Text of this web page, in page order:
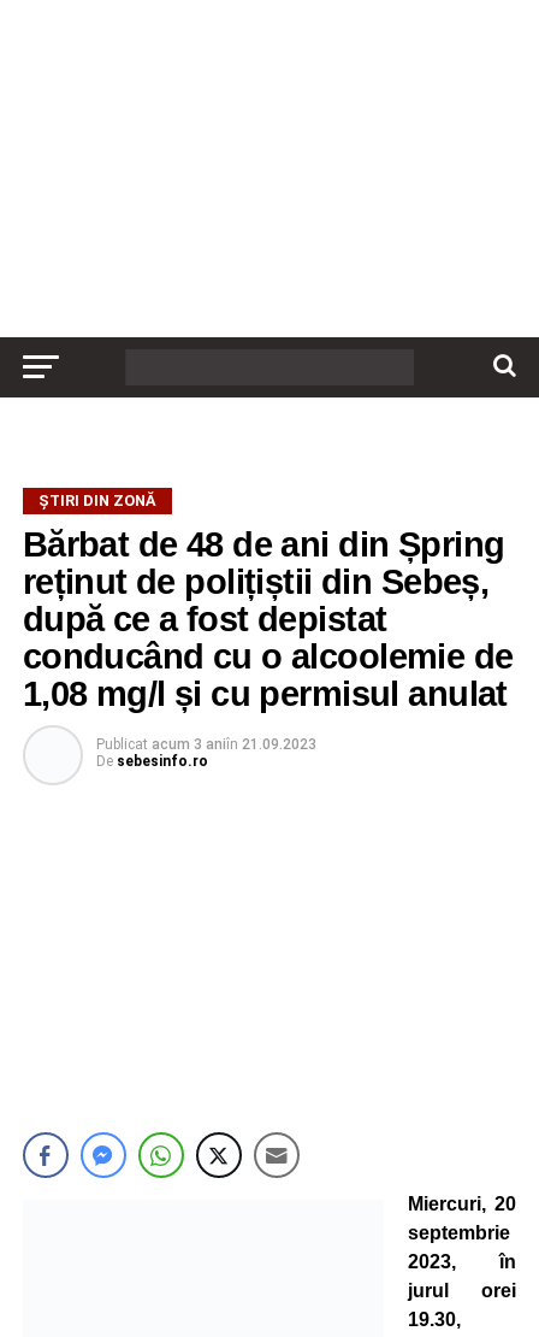
ȘTIRI DIN ZONĂ
Bărbat de 48 de ani din Șpring
reținut de polițiștii din Sebeș,
după ce a fost depistat
conducând cu o alcoolemie de
1,08 mg/l și cu permisul anulat
Publicat acum 3 aniîn 21.09.2023
De sebesinfo.ro
Miercuri, 20
septembrie
2023, în
jurul orei
19.30,